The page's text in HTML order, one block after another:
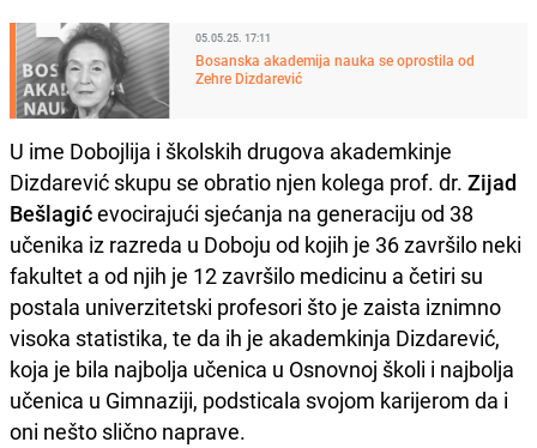
05.05.25. 17:11
Bosanska akademija nauka se oprostila od
Zehre Dizdarević
U ime Dobojlija i školskih drugova akademkinje
Dizdarević skupu se obratio njen kolega prof. dr. Zijad
Bešlagićevocirajući sjećanja na generaciju od 38
učenika iz razreda u Doboju od kojih je 36 završilo neki
fakultet a od njih je 12 završilo medicinu a četiri su
postala univerzitetski profesori što je zaista iznimno
visoka statistika, te da ih je akademkinja Dizdarević,
koja je bila najbolja učenica u Osnovnoj školi i najbolja
učenica u Gimnaziji, podsticala svojom karijerom da i
oni nešto slično naprave.